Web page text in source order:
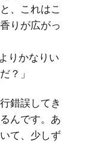
、これはこ
りが広がっ
りかなりい
？」
錯誤してき
んです。あ
て、少しず